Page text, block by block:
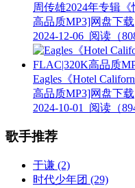
周传雄2024年专辑
高品质MP3]网盘下载
2024-12-06 阅读（
Eagles《Hotel
高品质MP3]网盘下载
2024-10-01
阅读（
歌手推荐
于谦 (2)
时代少年团 (29)